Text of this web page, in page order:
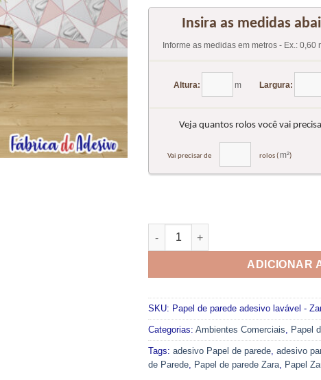
Papel de parede adesivo lavável -
ADICIONAR
SKU: Papel de parede adesivo lavável -
Categorias: Ambientes Comerciais, Papel
Tags: adesivo Papel de parede, adesivo
de Parede, Papel de parede Zara, Papel